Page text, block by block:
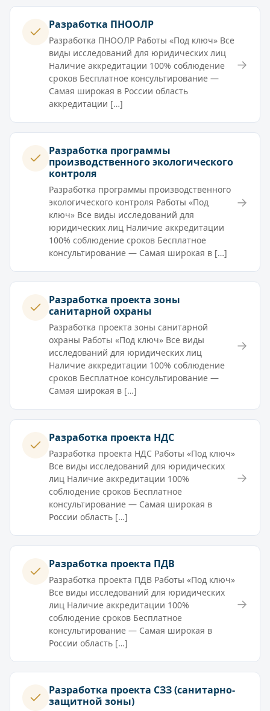
Разработка ПНООЛР
Разработка ПНООЛР Работы «Под ключ» Все
виды исследований для юридических лиц
Наличие аккредитации 100% соблюдение
сроков Бесплатное консультирование —
Самая широкая в России область
аккредитации […]
→
Разработка программы
производственного экологического
контроля
Разработка программы производственного
экологического контроля Работы «Под
ключ» Все виды исследований для
юридических лиц Наличие аккредитации
100% соблюдение сроков Бесплатное
консультирование — Самая широкая в […]
→
Разработка проекта зоны
санитарной охраны
Разработка проекта зоны санитарной
охраны Работы «Под ключ» Все виды
исследований для юридических лиц
Наличие аккредитации 100% соблюдение
сроков Бесплатное консультирование —
Самая широкая в […]
→
Разработка проекта НДС
Разработка проекта НДС Работы «Под ключ»
Все виды исследований для юридических
лиц Наличие аккредитации 100%
соблюдение сроков Бесплатное
консультирование — Самая широкая в
России область […]
→
Разработка проекта ПДВ
Разработка проекта ПДВ Работы «Под ключ»
Все виды исследований для юридических
лиц Наличие аккредитации 100%
соблюдение сроков Бесплатное
консультирование — Самая широкая в
России область […]
→
Разработка проекта СЗЗ (санитарно-
защитной зоны)